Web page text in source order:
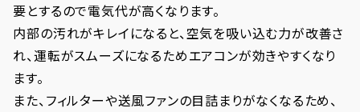
要とするので電気代が高くなります。
内部の汚れがキレイになると、空気を吸い込む力が改善さ
れ、運転がスムーズになるためエアコンが効きやすくなり
ます。
また、フィルターや送風ファンの目詰まりがなくなるため、